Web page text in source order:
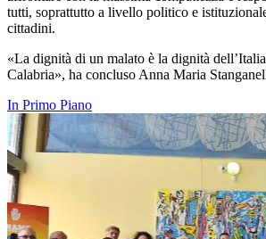
tutti, soprattutto a livello politico e
cittadini.
«La dignità di un malato è la dignità
Calabria», ha concluso Anna Maria
In Primo Piano